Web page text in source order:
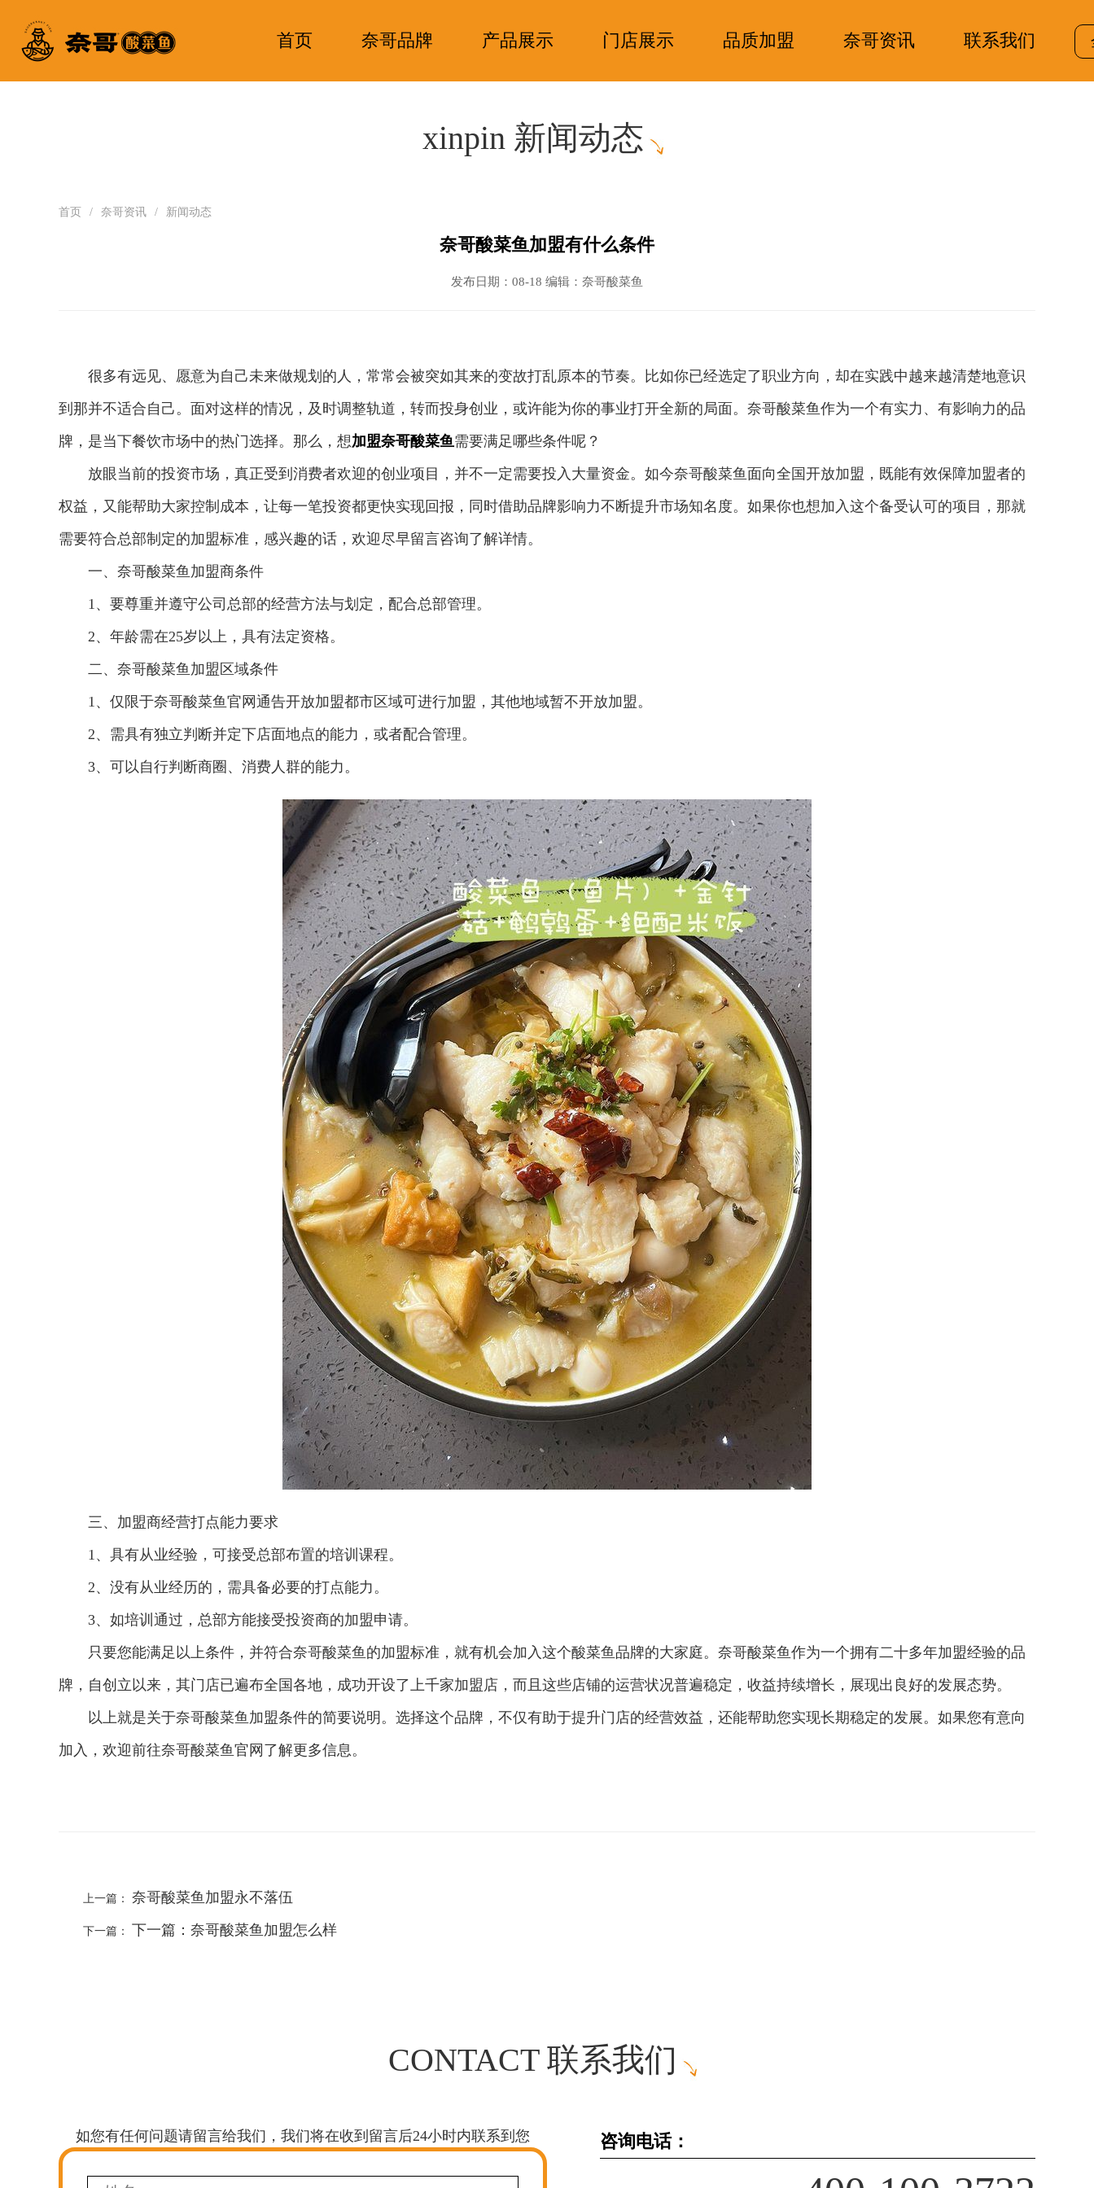
首页 奈哥品牌 产品展示 门店展示 品质加盟 奈哥资讯 联系我们
xinpin 新闻动态
首页 / 奈哥资讯 / 新闻动态
奈哥酸菜鱼加盟有什么条件
发布日期：08-18 编辑：奈哥酸菜鱼
很多有远见、愿意为自己未来做规划的人，常常会被突如其来的变故打乱原本的节奏。比如你已经选定了职业方向，却在实践中越来越清楚地意识
到那并不适合自己。面对这样的情况，及时调整轨道，转而投身创业，或许能为你的事业打开全新的局面。奈哥酸菜鱼作为一个有实力、有影响力的品
牌，是当下餐饮市场中的热门选择。那么，想加盟奈哥酸菜鱼需要满足哪些条件呢？
放眼当前的投资市场，真正受到消费者欢迎的创业项目，并不一定需要投入大量资金。如今奈哥酸菜鱼面向全国开放加盟，既能有效保障加盟者的
权益，又能帮助大家控制成本，让每一笔投资都更快实现回报，同时借助品牌影响力不断提升市场知名度。如果你也想加入这个备受认可的项目，那就
需要符合总部制定的加盟标准，感兴趣的话，欢迎尽早留言咨询了解详情。
一、奈哥酸菜鱼加盟商条件
1、要尊重并遵守公司总部的经营方法与划定，配合总部管理。
2、年龄需在25岁以上，具有法定资格。
二、奈哥酸菜鱼加盟区域条件
1、仅限于奈哥酸菜鱼官网通告开放加盟都市区域可进行加盟，其他地域暂不开放加盟。
2、需具有独立判断并定下店面地点的能力，或者配合管理。
3、可以自行判断商圈、消费人群的能力。
三、加盟商经营打点能力要求
1、具有从业经验，可接受总部布置的培训课程。
2、没有从业经历的，需具备必要的打点能力。
3、如培训通过，总部方能接受投资商的加盟申请。
只要您能满足以上条件，并符合奈哥酸菜鱼的加盟标准，就有机会加入这个酸菜鱼品牌的大家庭。奈哥酸菜鱼作为一个拥有二十多年加盟经验的品
牌，自创立以来，其门店已遍布全国各地，成功开设了上千家加盟店，而且这些店铺的运营状况普遍稳定，收益持续增长，展现出良好的发展态势。
以上就是关于奈哥酸菜鱼加盟条件的简要说明。选择这个品牌，不仅有助于提升门店的经营效益，还能帮助您实现长期稳定的发展。如果您有意向
加入，欢迎前往奈哥酸菜鱼官网了解更多信息。
上一篇： 奈哥酸菜鱼加盟永不落伍
下一篇： 下一篇：奈哥酸菜鱼加盟怎么样
CONTACT 联系我们
如您有任何问题请留言给我们，我们将在收到留言后24小时内联系到您 咨询电话：